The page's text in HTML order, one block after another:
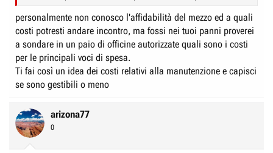
personalmente non conosco l'affidabilità del mezzo ed a quali
costi potresti andare incontro, ma fossi nei tuoi panni proverei
a sondare in un paio di officine autorizzate quali sono i costi
per le principali voci di spesa.
Ti fai così un idea dei costi relativi alla manutenzione e capisci
se sono gestibili o meno
arizona77
0